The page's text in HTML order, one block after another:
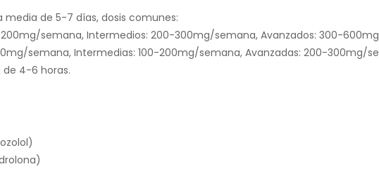
media de 5-7 días, dosis comunes:
200mg/semana, Intermedios: 200-300mg/semana, Avanzados: 300-
semana, Intermedias: 100-200mg/semana, Avanzadas: 200-300mg/
de 4-6 horas.